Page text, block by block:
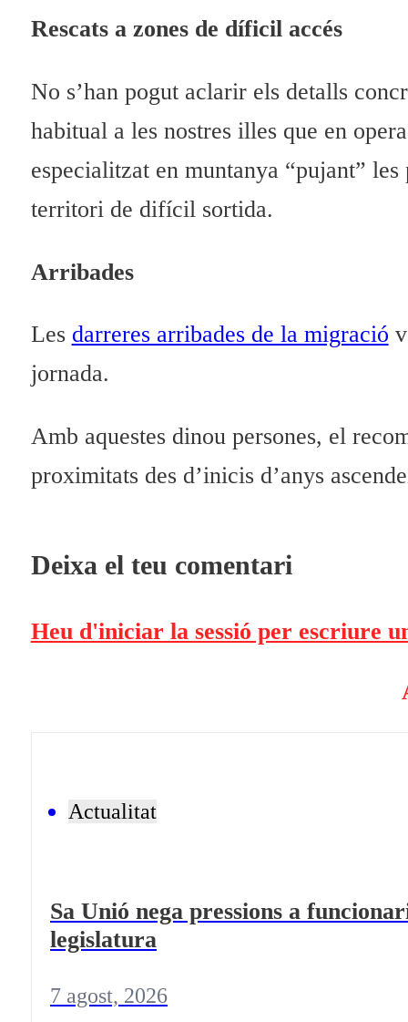
Rescats a zones de díficil accés
No s’han pogut aclarir els detalls
habitual a les nostres illes que en
especialitzat en muntanya “pujant”
territori de difícil sortida.
Arribades
Les darreres arribades de la migració
jornada.
Amb aquestes dinou persones, el
proximitats des d’inicis d’anys
Deixa el teu comentari
Heu d'iniciar la sessió per escriure
Actualitat
Sa Unió nega pressions a
legislatura
7 agost, 2026